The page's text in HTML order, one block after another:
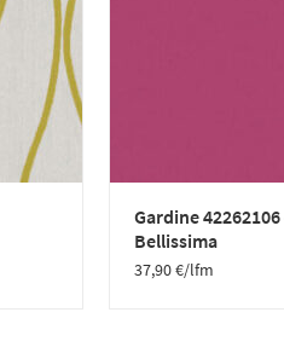
Gardine
Bellissima
37,90€/lfm